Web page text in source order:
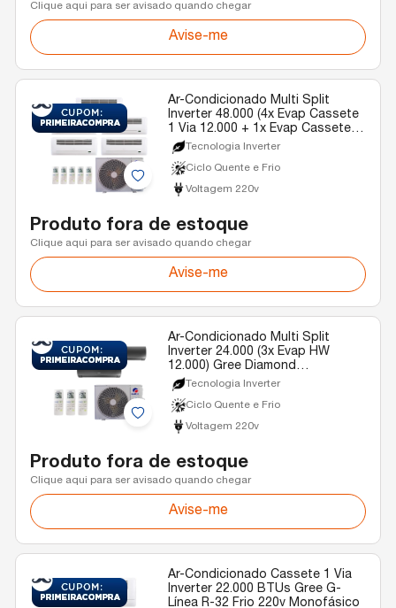
Clique aqui para ser avisado quando chegar
Avise-me
Ar-Condicionado Multi Split
Inverter 48.000 (4x Evap Cassete
1 Via 12.000 + 1x Evap Cassete 1
Via 18.000) Gree Quente/Frio R-
32 220v
Tecnologia Inverter
Ciclo Quente e Frio
Voltagem 220v
Produto fora de estoque
Clique aqui para ser avisado quando chegar
Avise-me
Ar-Condicionado Multi Split
Inverter 24.000 (3x Evap HW
12.000) Gree Diamond
Quente/Frio R-32 220v
Tecnologia Inverter
Ciclo Quente e Frio
Voltagem 220v
Produto fora de estoque
Clique aqui para ser avisado quando chegar
Avise-me
Ar-Condicionado Cassete 1 Via
Inverter 22.000 BTUs Gree G-
Línea R-32 Frio 220v Monofásico